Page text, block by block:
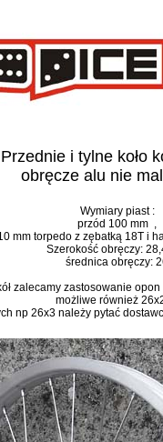
Przednie i tylne koło
obręcze alu nie
Wymiary piast :
przód 100 mm ,
mm torpedo z zębatką 18T i
Szerokość obręczy:
średnica obręczy:
zalecamy zastosowanie
możliwe również
np 26x3 należy pytać